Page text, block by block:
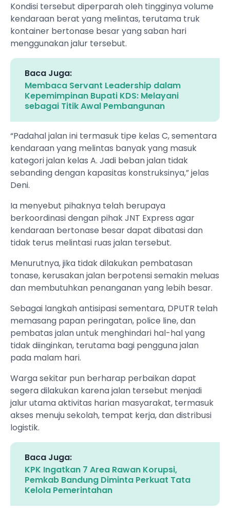
Kondisi tersebut diperparah oleh tingginya volume
kendaraan berat yang melintas, terutama truk
kontainer bertonase besar yang saban hari
menggunakan jalur tersebut.
Baca Juga:
Membaca Servant Leadership dalam
Kepemimpinan Bupati KDS: Melayani
sebagai Titik Awal Pembangunan
“Padahal jalan ini termasuk tipe kelas C, sementara
kendaraan yang melintas banyak yang masuk
kategori jalan kelas A. Jadi beban jalan tidak
sebanding dengan kapasitas konstruksinya,” jelas
Deni.
Ia menyebut pihaknya telah berupaya
berkoordinasi dengan pihak JNT Express agar
kendaraan bertonase besar dapat dibatasi dan
tidak terus melintasi ruas jalan tersebut.
Menurutnya, jika tidak dilakukan pembatasan
tonase, kerusakan jalan berpotensi semakin meluas
dan membutuhkan penanganan yang lebih besar.
Sebagai langkah antisipasi sementara, DPUTR telah
memasang papan peringatan, police line, dan
pembatas jalan untuk menghindari hal-hal yang
tidak diinginkan, terutama bagi pengguna jalan
pada malam hari.
Warga sekitar pun berharap perbaikan dapat
segera dilakukan karena jalan tersebut menjadi
jalur utama aktivitas harian masyarakat, termasuk
akses menuju sekolah, tempat kerja, dan distribusi
logistik.
Baca Juga:
KPK Ingatkan 7 Area Rawan Korupsi,
Pemkab Bandung Diminta Perkuat Tata
Kelola Pemerintahan